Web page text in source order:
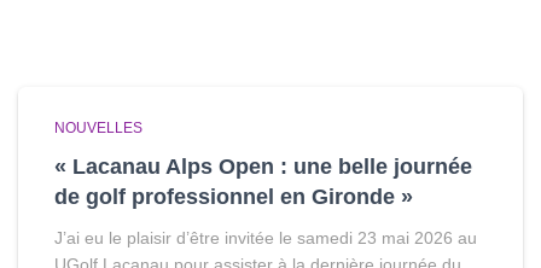
NOUVELLES
« Lacanau Alps Open : une belle journée
de golf professionnel en Gironde »
J’ai eu le plaisir d’être invitée le samedi 23 mai 2026 au
UGolf Lacanau pour assister à la dernière journée du